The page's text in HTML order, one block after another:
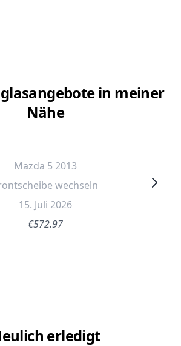
in meiner
Nähe
Mazda 5 2013
wechseln
15. Juli 2026
€572.97
erledigt